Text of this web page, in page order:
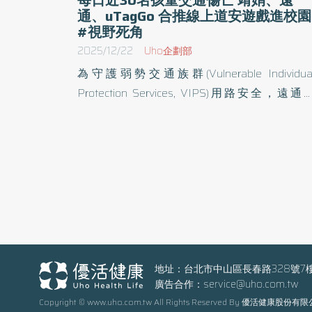
通、uTagGo 合推線上道安遊戲進校園
#視野死角
2025/12/22 Uho企劃部
為守護弱勢交通族群(Vulnerable
Protection Services, VIPS)用路安全，遠通電
公布今年1至7月交通事故死亡人數與(113)年同
比較，包括機車、高齡、酒駕及兒少等重要指
皆呈下降，惟行人死亡增加2人。另根據警政署
統計，近四年台灣每年平均有10,476名12
地址：台北市中山區長春路328號7
廣告合作： service@uho.com.tw
Copyright © www.uho.com.tw All Rights Reserved By 優活健康股份有限